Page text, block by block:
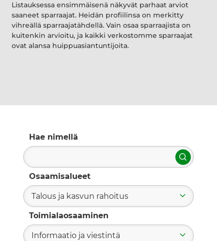
Listauksessa ensimmäisenä näkyvät parhaat arviot
saaneet sparraajat. Heidän profiilinsa on merkitty
vihreällä sparraajatähdellä. Vain osaa sparraajista on
kuitenkin arvioitu, ja kaikki verkostomme sparraajat
ovat alansa huippuasiantuntijoita.
Hae nimellä
Hae
Osaamisalueet
Talous ja kasvun rahoitus
Toimialaosaaminen
Informaatio ja viestintä